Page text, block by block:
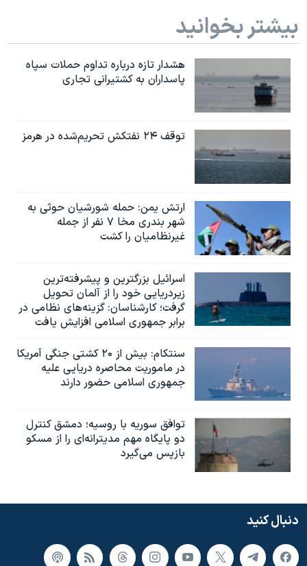
صفحه‌های ویژه
بیشتر بخوانید
هشدار تازه درباره تداوم حملات سپاه
پاسداران به کشتیرانی تجاری
توقف ۲۴ نفتکش تحریم‌شده در هرمز
ارتش یمن: حمله شورشیان حوثی به
شهر بندری مخا ۷ نفر از جمله
غیرنظامیان را کشت
اسرائيل بزرگترین و پیشرفته‌ترین
زیردریایی خود را از آلمان تحویل
گرفت؛ کارشناسان: گزینه‌های نظامی در
برابر جمهوری اسلامی افزایش یافت
سنتکام: بیش از ۲۰ کشتی جنگی آمریکا
در ماموریت محاصره دریایی علیه
جمهوری اسلامی حضور دارند
توافق سوریه با روسیه؛ دمشق کنترل
دو پایگاه مهم مدیترانه‌ای را از مسکو
بازپس می‌گیرد
دنبال کنید